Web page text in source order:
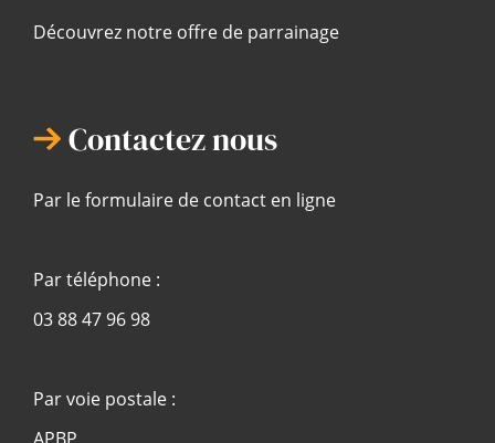
Découvrez notre offre de parrainage
Contactez nous
Par le formulaire de contact en ligne
Par téléphone :
03 88 47 96 98
Par voie postale :